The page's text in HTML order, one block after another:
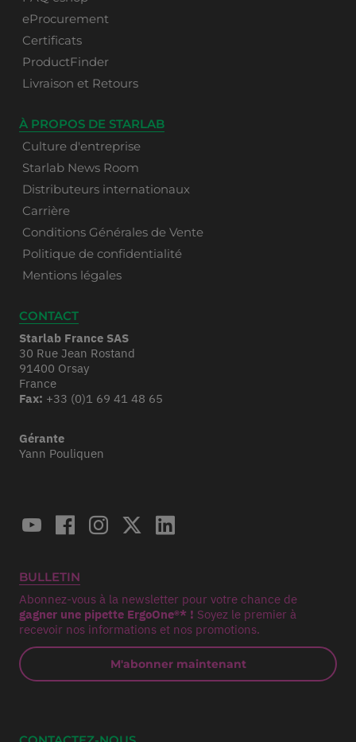
eProcurement
Certificats
ProductFinder
Livraison et Retours
À PROPOS DE STARLAB
Culture d'entreprise
Starlab News Room
Distributeurs internationaux
Carrière
Conditions Générales de Vente
Politique de confidentialité
Mentions légales
CONTACT
Starlab France SAS
30 Rue Jean Rostand
91400 Orsay
France
Fax: +33 (0)1 69 41 48 65
Gérante
Yann Pouliquen
BULLETIN
Abonnez-vous à la newsletter pour votre chance de
gagner une pipette ErgoOne®* ! Soyez le premier à
recevoir nos informations et nos promotions.
M'abonner maintenant